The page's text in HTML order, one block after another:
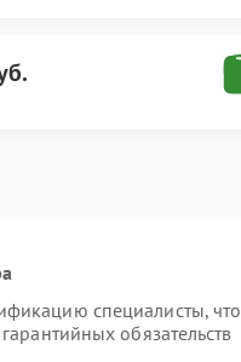
специалисты, что
обязательств